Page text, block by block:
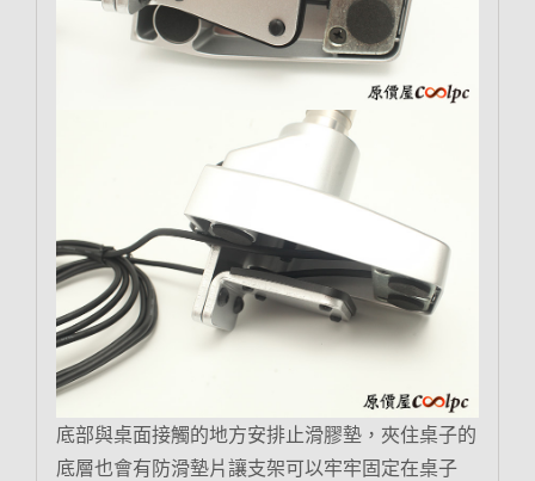
底部與桌面接觸的地方安排止滑膠墊，夾住桌子的
底層也會有防滑墊片讓支架可以牢牢固定在桌子